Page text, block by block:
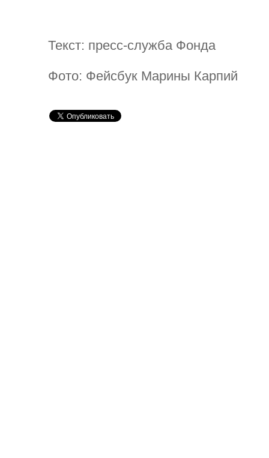
Текст: пресс-служба Фонда
Фото: Фейсбук Марины Карпий